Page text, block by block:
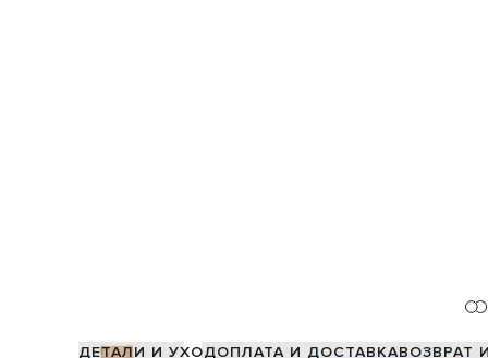
ДЕТАЛИ И УХОДОПЛАТА И ДОСТАВКАВОЗВРАТ